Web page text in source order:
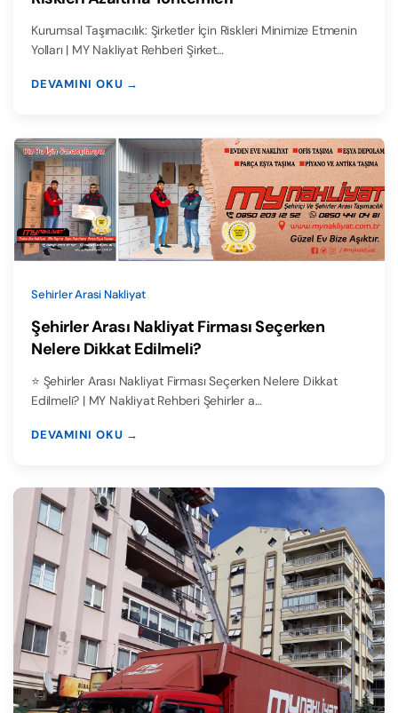
Kurumsal Taşımacılık: Şirketler İçin Riskleri Minimize Etmenin
Yolları | MY Nakliyat Rehberi Şirket…
DEVAMINI OKU →
Sehirler Arasi Nakliyat
Şehirler Arası Nakliyat Firması Seçerken
Nelere Dikkat Edilmeli?
⭐ Şehirler Arası Nakliyat Firması Seçerken Nelere Dikkat
Edilmeli? | MY Nakliyat Rehberi Şehirler a…
DEVAMINI OKU →